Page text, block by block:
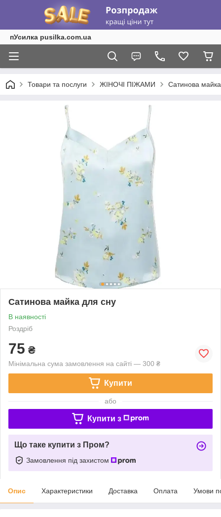
пУсилка pusilka.com.ua
Товари та послуги ЖІНОЧІ ПІЖАМИ Сатинова
Сатинова майка для сну
В наявності
Роздріб
75 ₴
Мінімальна сума замовлення на сайті — 300 ₴
Купити
або
Купити з
Що таке купити з Пром?
Замовлення під захистом
Опис Характеристики Доставка Оплата Умови